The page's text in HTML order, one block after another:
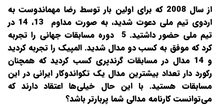
از سال 2008 که برای اولین بار توسط رضا مهماندوست به
اردوی تیم ملی دعوت شدید، به صورت مداوم 13، 14 در
تیم ملی حضور داشتید. 5 دوره مسابقات جهانی را تجربه
کرد که موفق به کسب دو مدال شدید. المپیک را تجربه کردید
و 14 مدال در مسابقات گرندپری کسب کردید که همچنان
رکورد‌ دار تعداد بیشترین مدال یک تکواندوکار ایرانی در این
مسابقات هستید. با این حال خیلی‌ها اعتقاد دارند که
می‌توانست کارنامه مدالی شما پربارتر باشد؟